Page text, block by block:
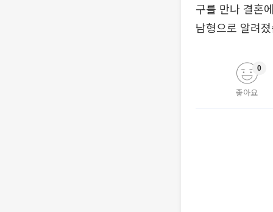
구를 만나 결혼
남형으로 알려
좋아요
0